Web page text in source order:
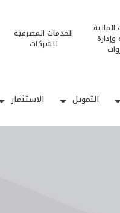
المالية
وإدارة
الخدمات المصرفية
للشركات
التمويل الاستثمار